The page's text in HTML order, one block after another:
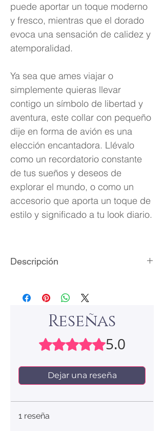
puede aportar un toque moderno
y fresco, mientras que el dorado
evoca una sensación de calidez y
atemporalidad.
Ya sea que ames viajar o
simplemente quieras llevar
contigo un símbolo de libertad y
aventura, este collar con pequeño
dije en forma de avión es una
elección encantadora. Llévalo
como un recordatorio constante
de tus sueños y deseos de
explorar el mundo, o como un
accesorio que aporta un toque de
estilo y significado a tu look diario.
Descripción
Acabado: laminado de plata/oro
Longitud de la cadena: 46 cm + 5
Peso aproximado: 4 gramos
Reseñas
Obtuvo 5 de 5 estrellas.
5.0
Dejar una reseña
1 reseña